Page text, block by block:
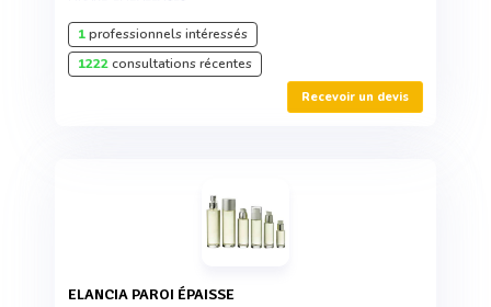
1professionnels intéressés
1222consultations récentes
Recevoir un devis
ELANCIA PAROI ÉPAISSE